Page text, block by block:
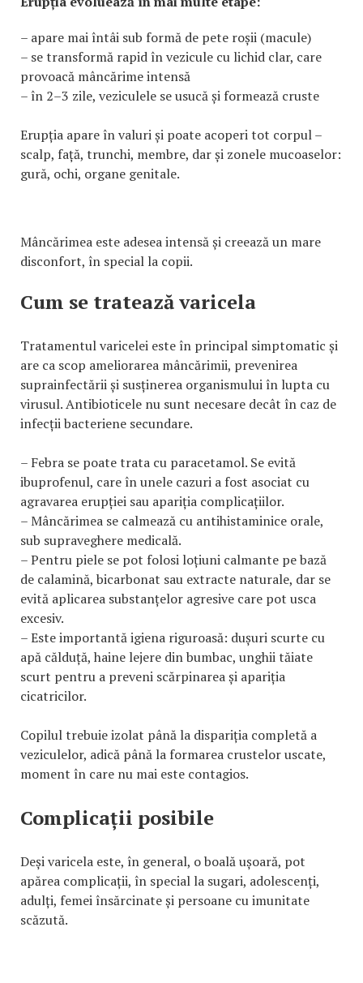
– apare mai întâi sub formă de pete roșii (macule)
– se transformă rapid în vezicule cu lichid clar, care
provoacă mâncărime intensă
– în 2–3 zile, veziculele se usucă și formează cruste
Erupția apare în valuri și poate acoperi tot corpul –
scalp, față, trunchi, membre, dar și zonele mucoaselor:
gură, ochi, organe genitale.
Mâncărimea este adesea intensă și creează un mare
disconfort, în special la copii.
Cum se tratează varicela
Tratamentul varicelei este în principal simptomatic și
are ca scop ameliorarea mâncărimii, prevenirea
suprainfectării și susținerea organismului în lupta cu
virusul. Antibioticele nu sunt necesare decât în caz de
infecții bacteriene secundare.
– Febra se poate trata cu paracetamol. Se evită
ibuprofenul, care în unele cazuri a fost asociat cu
agravarea erupției sau apariția complicațiilor.
– Mâncărimea se calmează cu antihistaminice orale,
sub supraveghere medicală.
– Pentru piele se pot folosi loțiuni calmante pe bază
de calamină, bicarbonat sau extracte naturale, dar se
evită aplicarea substanțelor agresive care pot usca
excesiv.
– Este importantă igiena riguroasă: dușuri scurte cu
apă călduță, haine lejere din bumbac, unghii tăiate
scurt pentru a preveni scărpinarea și apariția
cicatricilor.
Copilul trebuie izolat până la dispariția completă a
veziculelor, adică până la formarea crustelor uscate,
moment în care nu mai este contagios.
Complicații posibile
Deși varicela este, în general, o boală ușoară, pot
apărea complicații, în special la sugari, adolescenți,
adulți, femei însărcinate și persoane cu imunitate
scăzută.